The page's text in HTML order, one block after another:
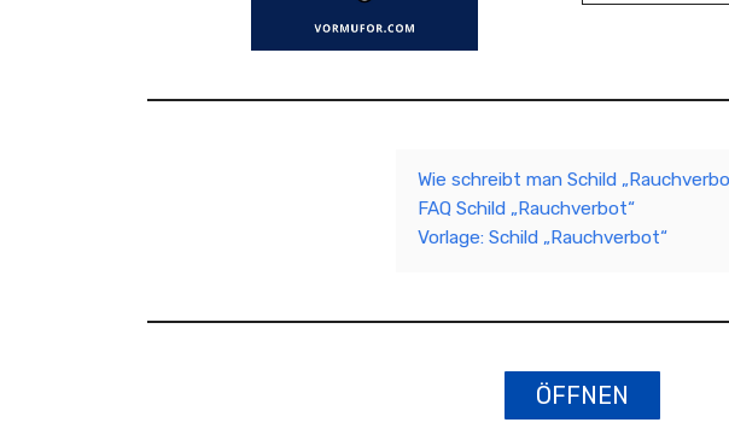
Wie schreibt man Schild
FAQ Schild „Rauchverbot“
Vorlage: Schild „Rauchverbot“
ÖFFNEN